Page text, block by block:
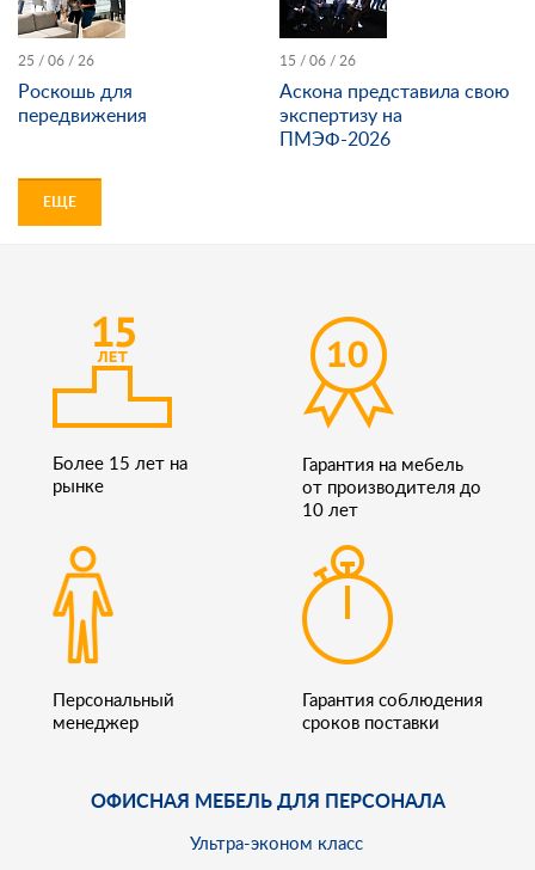
25 / 06 / 26
Роскошь для
передвижения
15 / 06 / 26
Аскона представила свою
экспертизу на
ПМЭФ-2026
ЕЩЕ
Более 15 лет на
рынке
Гарантия на мебель
от производителя до
10 лет
Персональный
менеджер
Гарантия соблюдения
сроков поставки
ОФИСНАЯ МЕБЕЛЬ ДЛЯ ПЕРСОНАЛА
Ультра-эконом класс